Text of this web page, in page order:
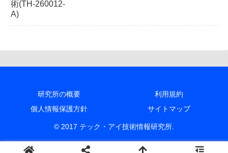
研究所の概要
利用規約
個人情報保護方針
サイトマップ
© 2017 テック・アイ技術情報研究所.